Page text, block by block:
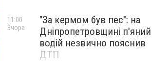
"За кермом був пес": на
Дніпропетровщині п'яний
водій незвично пояснив
ДТП
11:00
Вчора